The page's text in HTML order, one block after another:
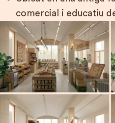
comercial i educatiu